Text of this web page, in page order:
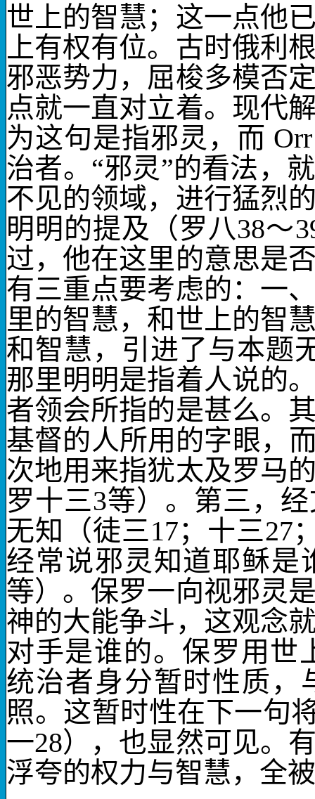
世上的智慧 ；这一点他
上有权有位。古时俄利
邪恶势力，屈梭多模否
点就一直对立着。现代
为这句是指邪灵，而
治者。“邪灵”的看法，
不见的领域，进行猛烈
明明的提及（罗八38～
过，他在这里的意思是
有三重点要考虑的：一
里的智慧，和世上的智
和智慧，引进了与本题
那里明明是指着人说的
者领会所指的是甚么。
基督的人所用的字眼，
次地用来指犹太及罗马
罗十三3等）。第三，
无知（徒三17；十三27
经常说邪灵知道耶稣是
等）。保罗一向视邪灵
神的大能争斗，这观念
对手是谁的。保罗用 世
统治者身分暂时性质，
照。这暂时性在下一句
一28），也显然可见。
浮夸的权力与智慧，全